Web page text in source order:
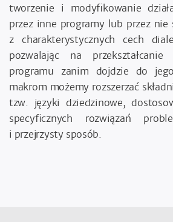
tworzenie i modyfikowanie
przez inne programy lub przez nie
z charakterystycznych cech
pozwalając na przekształcanie
programu zanim dojdzie do
makrom możemy rozszerzać
tzw. języki dziedzinowe,
specyficznych rozwiązań
i przejrzysty sposób.